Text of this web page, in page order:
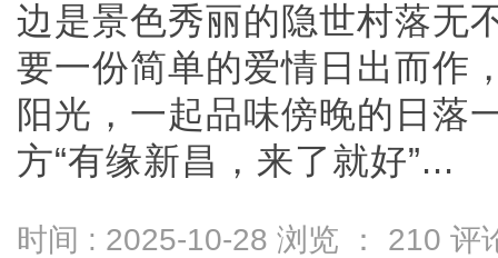
边是景色秀丽的隐世村落无
要一份简单的爱情日出而作
阳光，一起品味傍晚的日落
方“有缘新昌，来了就好”...
时间 : 2025-10-28 浏览 ： 210 评